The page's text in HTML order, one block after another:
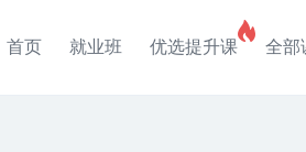
首页 就业班 优选提升课 全部